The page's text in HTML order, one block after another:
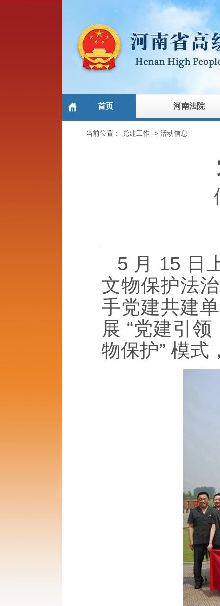
首页 河南法院
当前位置： 党建工作 ->活动信息
5 月 15 日
文物保护法
手党建共建
展 “党建引
物保护” 模式